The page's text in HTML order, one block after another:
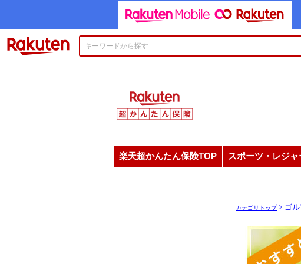
楽天超かんたん保険TOP スポーツ・レジ
カテゴリトップ> ゴル